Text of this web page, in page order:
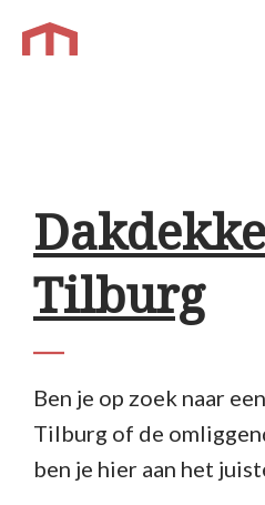
naar
Tilburg
Ben je op zoek naar
Tilburg of de
ben je hier aan het